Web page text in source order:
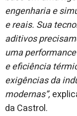
engenharia e
e reais. Sua
aditivos
uma
e eficiência
exigências da
modernas”,
da Castrol.